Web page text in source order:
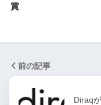
賞
前の記事
Diraq